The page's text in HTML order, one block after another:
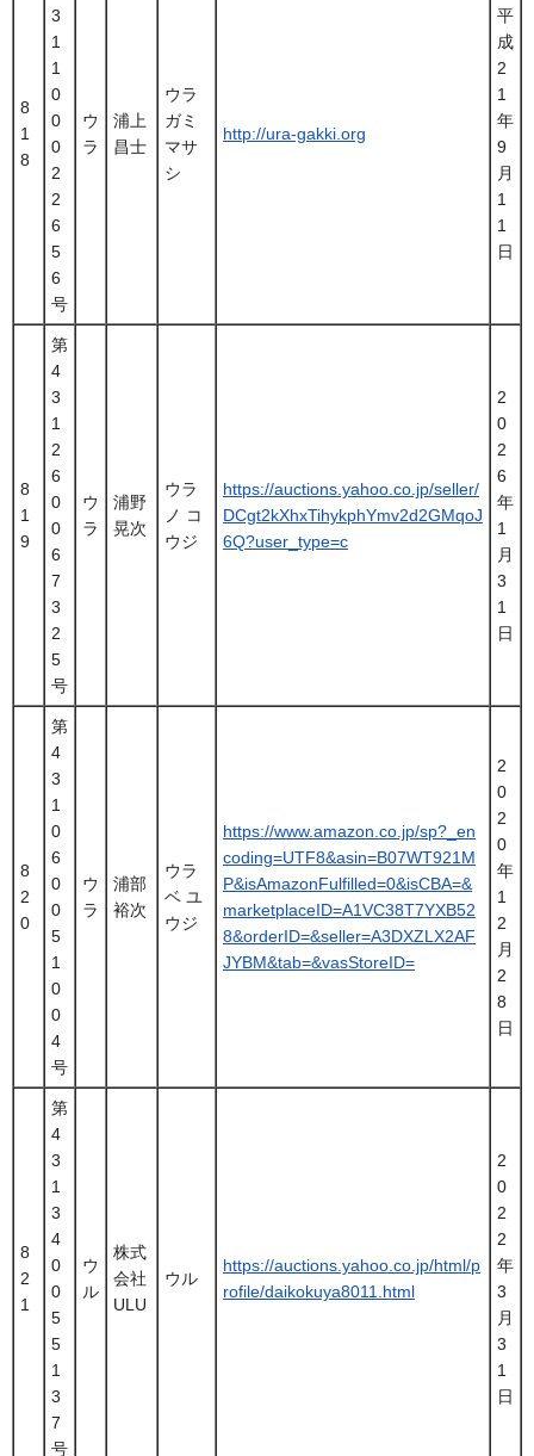
8
1
8
3
1
1
0
0
0
2
2
6
5
6
号
ウ
ラ
浦上
昌士
ウラ
ガミ
マサ
シ
http://ura-gakki.org
平
成
2
1
年
9
月
1
1
日
8
1
9
第
4
3
1
2
6
0
0
6
7
3
2
5
号
ウ
ラ
浦野
晃次
ウラ
ノ コ
ウジ
https://auctions.yahoo.co.jp/seller/
DCgt2kXhxTihykphYmv2d2GMqoJ
6Q?user_type=c
2
0
2
6
年
1
月
3
1
日
8
2
0
第
4
3
1
0
6
0
0
5
1
0
0
4
号
ウ
ラ
浦部
裕次
ウラ
ベ ユ
ウジ
https://www.amazon.co.jp/sp?_en
coding=UTF8&asin=B07WT921M
P&isAmazonFulfilled=0&isCBA=&
marketplaceID=A1VC38T7YXB52
8&orderID=&seller=A3DXZLX2AF
JYBM&tab=&vasStoreID=
2
0
2
0
年
1
2
月
2
8
日
8
2
1
第
4
3
1
3
4
0
0
5
5
1
3
7
号
ウ
ル
株式
会社
ULU
ウル
https://auctions.yahoo.co.jp/html/p
rofile/daikokuya8011.html
2
0
2
2
年
3
月
3
1
日